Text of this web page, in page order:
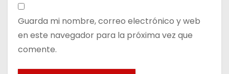
Guarda mi nombre, correo electrónico y web
en este navegador para la próxima vez que
comente.